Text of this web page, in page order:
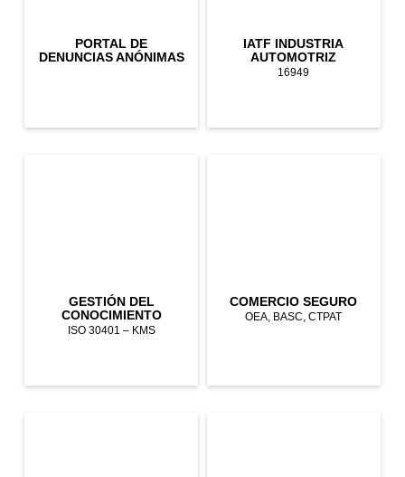
PORTAL DE
DENUNCIAS ANÓNIMAS
IATF INDUSTRIA
AUTOMOTRIZ
16949
GESTIÓN DEL
CONOCIMIENTO
ISO 30401 – KMS
COMERCIO SEGURO
OEA, BASC, CTPAT